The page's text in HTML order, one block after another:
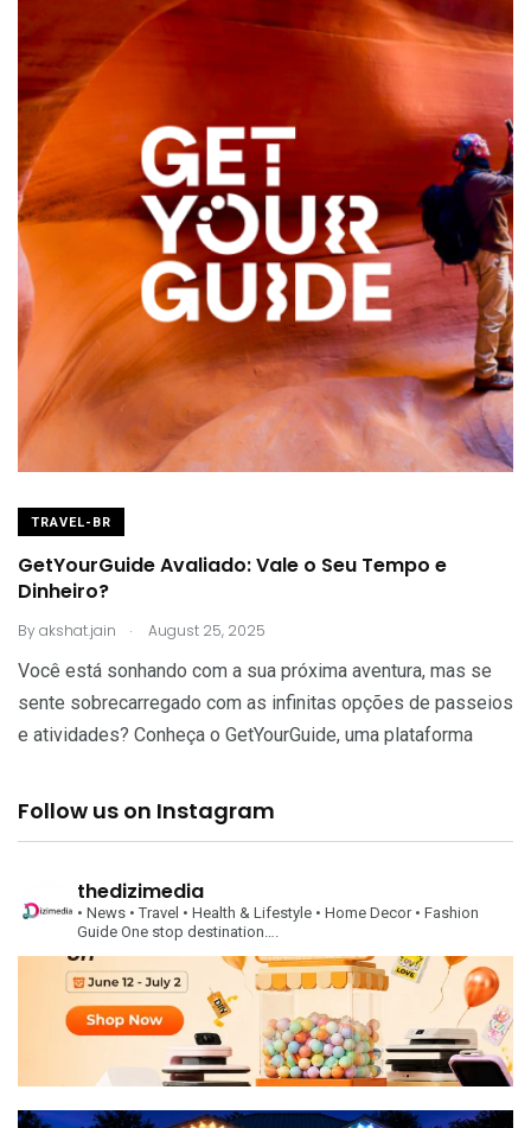
TRAVEL-BR
GetYourGuide Avaliado: Vale o Seu Tempo e
Dinheiro?
Byakshat.jain . August 25, 2025
Você está sonhando com a sua próxima aventura, mas se
sente sobrecarregado com as infinitas opções de passeios
e atividades? Conheça o GetYourGuide, uma plataforma
Follow us on Instagram
thedizimedia
• News • Travel • Health & Lifestyle • Home Decor• Fashion
Guide One stop destination….